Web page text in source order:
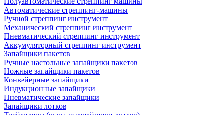
Автоматические стреппинг-машины
Ручной стреппинг инструмент
Механический стреппинг инструмент
Пневматический стреппинг инструмент
Аккумуляторный стреппинг инструмент
Запайщики пакетов
Ручные настольные запайщики пакетов
Ножные запайщики пакетов
Конвейерные запайщики
Индукционные запайщики
Пневматические запайщики
Запайщики лотков